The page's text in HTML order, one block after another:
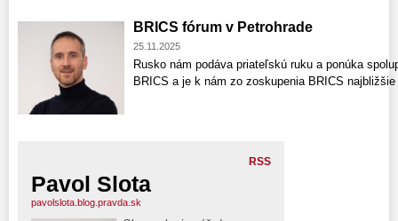
BRICS fórum v Petrohrade
25.11.2025
Rusko nám podáva priateľskú ruku a ponúka
BRICS a je k nám zo zoskupenia BRICS
RSS
Pavol Slota
pavolslota.blog.pravda.sk